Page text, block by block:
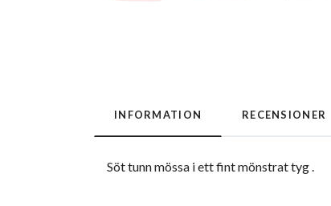
INFORMATION RECENSIONER
Söt tunn mössa i ett fint mönstrat tyg .